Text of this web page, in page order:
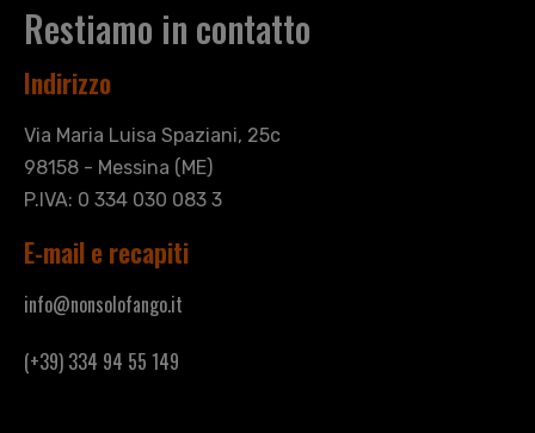
Restiamo in contatto
Indirizzo
Via Maria Luisa Spaziani, 25c
98158 - Messina (ME)
P.IVA: 0 334 030 083 3
E-mail e recapiti
info@nonsolofango.it
(+39) 334 94 55 149